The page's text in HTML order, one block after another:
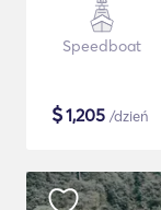
Speedboat
$1,205 /dzień